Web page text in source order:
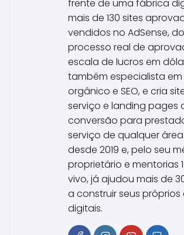
frente de uma fábrica
mais de 130 sites
vendidos no AdSense,
processo real de
escala de lucros em
também especialista
orgânico e SEO, e cria
serviço e landing pages
conversão para
serviço de qualquer
desde 2019 e, pelo seu
proprietário e mentorias
vivo, já ajudou mais de
a construir seus próprios
digitais.